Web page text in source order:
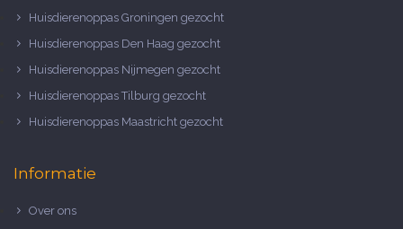
Huisdierenoppas Groningen gezocht
Huisdierenoppas Den Haag gezocht
Huisdierenoppas Nijmegen gezocht
Huisdierenoppas Tilburg gezocht
Huisdierenoppas Maastricht gezocht
Informatie
Over ons